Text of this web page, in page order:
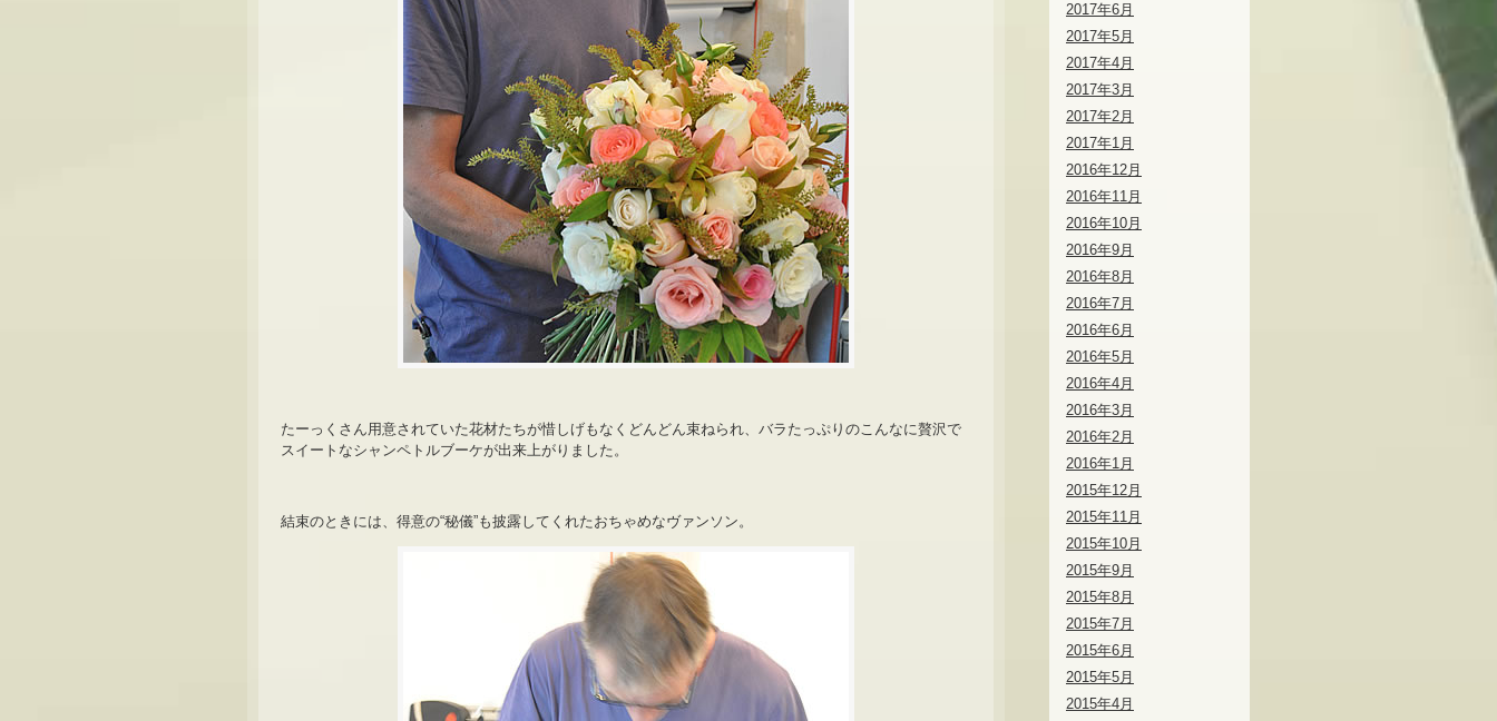
たーっくさん用意されていた花材たちが惜しげもなくどんどん束ねられ、バラたっぷりのこんなに贅沢で
スイートなシャンペトルブーケが出来上がりました。
結束のときには、得意の“秘儀”も披露してくれたおちゃめなヴァンソン。
2017年6月
2017年5月
2017年4月
2017年3月
2017年2月
2017年1月
2016年12月
2016年11月
2016年10月
2016年9月
2016年8月
2016年7月
2016年6月
2016年5月
2016年4月
2016年3月
2016年2月
2016年1月
2015年12月
2015年11月
2015年10月
2015年9月
2015年8月
2015年7月
2015年6月
2015年5月
2015年4月